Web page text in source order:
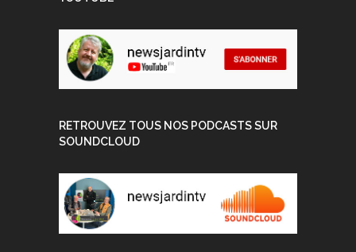
RETROUVEZ TOUS NOS PODCASTS SUR
SOUNDCLOUD